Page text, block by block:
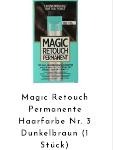
Magic Retouch
Permanente
Haarfarbe Nr. 3
Dunkelbraun (1
Stück)